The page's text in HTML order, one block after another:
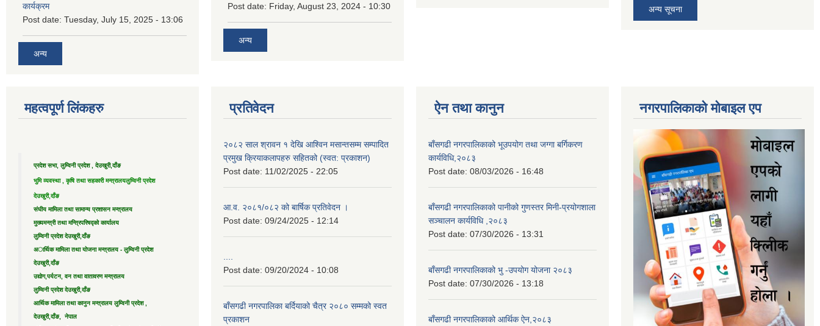
कार्यक्रम
Post date: Tuesday, July 15, 2025 - 13:06
अन्य
Post date: Friday, August 23, 2024 - 10:30
अन्य
अन्य सूचना
महत्वपूर्ण लिंकहरु
प्रदेश सभा, लुम्विनी प्रदेश , देउखुरी,दाँङ
भुमि व्यवस्था , कृषि तथा सहकारी मन्त्रालयलुम्विनी प्रदेश
देउखुरी,दाँङ
संघीय मामिला तथा सामान्य प्रशासन मन्त्रालय
मुख्यमन्त्री तथा मन्त्रिपरिषद्को कार्यालय
लुम्विनी प्रदेश देउखुरी,दाँङ
अार्थिक मामिला तथा योजना मन्त्रालय - लुम्विनी प्रदेश
देउखुरी,दाँङ
उद्याेग,पर्यटन, वन तथा वातावरण मन्त्रालय
लुम्विनी प्रदेश देउखुरी,दाँङ
आर्थिक मामिला तथा कानुन मन्त्रालय लुम्विनी प्रदेश ,
देउखुरी,दाँङ, नेपाल
प्रतिवेदन
२०८२ साल श्रावन १ देखि आश्विन मसान्तसम्म सम्पादित
प्रमुख क्रियाकलापहरु सहितको (स्वत: प्रकाशन)
Post date: 11/02/2025 - 22:05
आ.व. २०८१/०८२ को बार्षिक प्रतिवेदन ।
Post date: 09/24/2025 - 12:14
Post date: 09/20/2024 - 10:08
बाँसगढी नगरपालिका बर्दियाको चैत्र २०८० सम्मको स्वत
प्रकाशन
ऐन तथा कानुन
बाँसगढी नगरपालिकाको भूउपयोग तथा जग्गा बर्गिकरण
कार्यविधि,२०८३
Post date: 08/03/2026 - 16:48
बाँसगढी नगरपालिकाको पानीको गुणस्तर मिनी-प्रयोगशाला
सञ्चालन कार्यविधि ,२०८३
Post date: 07/30/2026 - 13:31
बाँसगढी नगरपालिकाको भु -उपयोग योजना २०८३
Post date: 07/30/2026 - 13:18
बाँसगढी नगरपालिकाको आर्थिक ऐन,२०८३
नगरपालिकाकाे माेबाइल एप